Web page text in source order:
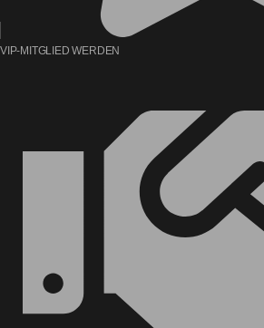
VIP-MITGLIED WERDEN